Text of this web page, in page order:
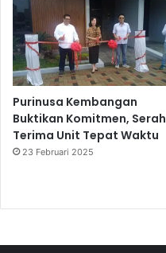
Purinusa Kembangan
Buktikan Komitmen, Serah
Terima Unit Tepat Waktu
23 Februari 2025